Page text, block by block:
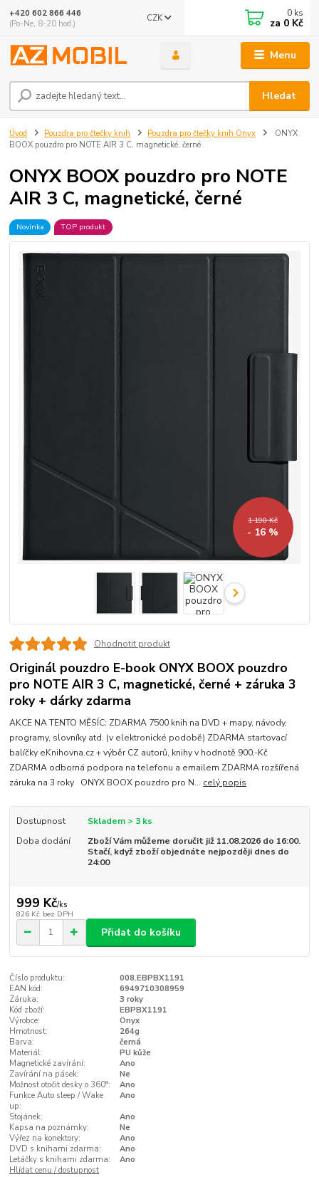
Menu
CZK
Hledat
+420 602 866 446
(Po-Ne, 8-20 hod.)
0 ks
za 0 Kč
Úvod Pouzdra pro čtečky knih Pouzdra pro čtečky knih Onyx
ONYX
BOOX pouzdro pro NOTE AIR 3 C, magnetické, černé
ONYX BOOX pouzdro pro NOTE
AIR 3 C, magnetické, černé
Novinka TOP produkt
1 190 Kč
- 16 %
Ohodnotit produkt
Originál pouzdro E-book ONYX BOOX pouzdro
pro NOTE AIR 3 C, magnetické, černé + záruka 3
roky + dárky zdarma
AKCE NA TENTO MĚSÍC: ZDARMA 7500 knih na DVD + mapy, návody,
programy, slovníky atd. (v elektronické podobě) ZDARMA startovací
balíčky eKnihovna.cz + výběr CZ autorů, knihy v hodnotě 900,-Kč
ZDARMA odborná podpora na telefonu a emailem ZDARMA rozšířená
záruka na 3 roky ONYX BOOX pouzdro pro N... celý popis
Dostupnost
Skladem > 3 ks
Doba dodání
Zboží Vám můžeme doručit již 11.08.2026 do 16:00.
Stačí, když zboží objednáte nejpozději dnes do
24:00
999 Kč/ks
826 Kč bez DPH
Přidat do košíku
Číslo produktu:
008.EBPBX1191
EAN kód:
6949710308959
Záruka:
3 roky
Kód zboží:
EBPBX1191
Výrobce:
Onyx
Hmotnost:
264g
Barva:
černá
Materiál:
PU kůže
Magnetické zavírání:
Ano
Zavírání na pásek:
Ne
Možnost otočit desky o 360°:
Ano
Funkce Auto sleep / Wake
up:
Ano
Stojánek:
Ano
Kapsa na poznámky:
Ne
Výřez na konektory:
Ano
DVD s knihami zdarma:
Ano
Letáčky s knihami zdarma:
Ano
Hlídat cenu / dostupnost